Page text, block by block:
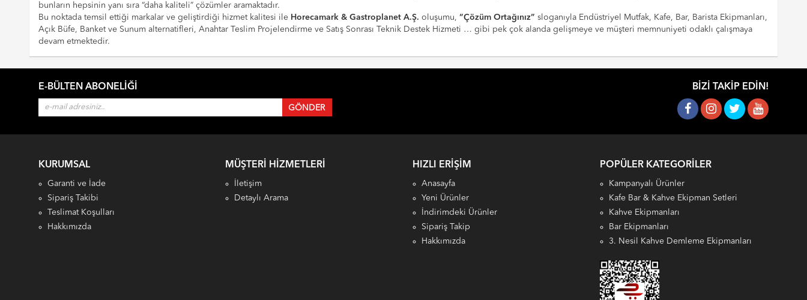
bunların hepsinin yanı sıra “daha kaliteli” çözümler aramaktadır.
Bu noktada temsil ettiği markalar ve geliştirdiği hizmet kalitesi ile Horecamark & Gastroplanet A.Ş. oluşumu, “Çözüm Ortağınız” sloganıyla Endüstriyel Mutfak, Kafe, Bar, Barista Ekipmanları,
Açık Büfe, Banket ve Sunum alternatifleri, Anahtar Teslim Projelendirme ve Satış Sonrası Teknik Destek Hizmeti … gibi pek çok alanda gelişmeye ve müşteri memnuniyeti odaklı çalışmaya
devam etmektedir.
E-BÜLTEN ABONELIĞI BIZI TAKIP EDIN!
KURUMSAL
Garanti ve İade
Sipariş Takibi
Teslimat Koşulları
Hakkımızda
MÜŞTERI HIZMETLERI
İletişim
Detaylı Arama
HIZLI ERIŞIM
Anasayfa
Yeni Ürünler
İndirimdeki Ürünler
Sipariş Takip
Hakkımızda
POPÜLER KATEGORILER
Kampanyalı Ürünler
Kafe Bar & Kahve Ekipman Setleri
Kahve Ekipmanları
Bar Ekipmanları
3. Nesil Kahve Demleme Ekipmanları